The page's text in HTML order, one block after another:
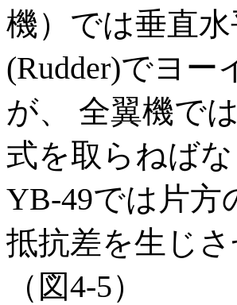
機）では垂直
(Rudder)でヨ
が、 全翼機で
式を取らねば
YB-49では片方
抵抗差を生じ
（図4-5）